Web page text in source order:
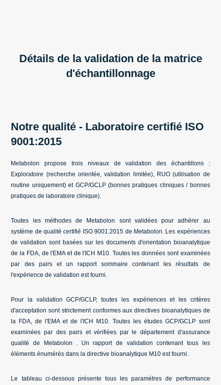
Détails de la validation de la matrice
d'échantillonnage
Notre qualité - Laboratoire certifié ISO
9001:2015
Metabolon propose trois niveaux de validation des échantillons :
Exploratoire (recherche orientée, validation limitée), RUO(utilisation de
routine uniquement) et GCP/GCLP(bonnes pratiques cliniques / bonnes
pratiques de laboratoire clinique).
Toutes les méthodes de Metabolon sont validées pour adhérer au
système de qualité certifié ISO 9001:2015 de Metabolon. Les expériences
de validation sont basées sur les documents d'orientation bioanalytique
de la FDA, de l'EMA et de l'ICH M10. Toutes les données sont examinées
par des pairs et un rapport sommaire contenant les résultats de
l'expérience de validation est fourni.
Pour la validation GCP/GCLP, toutes les expériences et les critères
d'acceptation sont strictement conformes aux directives bioanalytiques de
la FDA, de l'EMA et de l'ICH M10. Toutes les études GCP/GCLP sont
examinées par des pairs et vérifiées par le département d'assurance
qualité de Metabolon . Un rapport de validation contenant tous les
éléments énumérés dans la directive bioanalytique M10 est fourni.
Le tableau ci-dessous présente tous les paramètres de performance